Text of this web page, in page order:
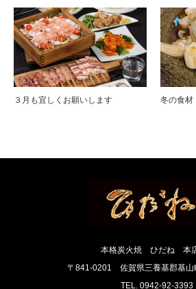
３月も宜しくお願いします 冬の食材
本格炭火焼 ひだね 本
〒841-0201 佐賀県三養基郡基山
TEL. 0942-92-3393